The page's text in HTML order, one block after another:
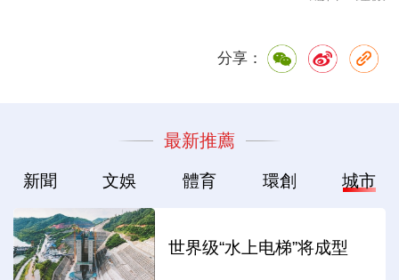
分享：
最新推薦
新聞 文娛 體育 環創 城市
世界级“水上电梯”将成型